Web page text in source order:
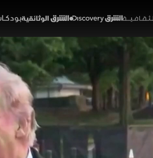
ترمب يلوح
تداعيات غلق
08 مايو 2026 53:12 أخبار
أخبار الشرق
يلوح ترمب بالتصعيد ضد إيران. وتحذر "آسيان"
المشروطة باتفاق سريع، كشفت مصادر
النار. وفي بريطانيا، وصف رئيس الوزراء نتائج